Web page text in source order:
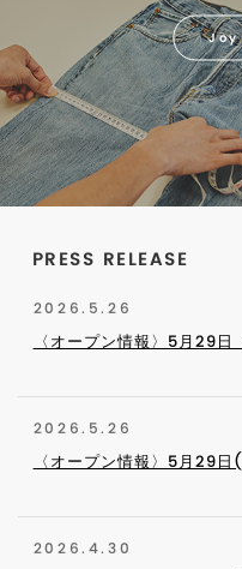
PRESS RELEASE
2026.5.26
〈オープン情報〉5月29日
2026.5.26
〈オープン情報〉5月29
2026.4.30